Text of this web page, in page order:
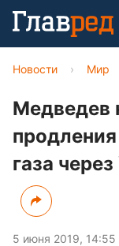
Новости › Мир
Медведев
газа
5 июня 2019, 14:55